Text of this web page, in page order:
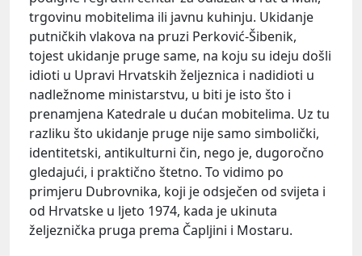
trgovinu mobitelima ili javnu kuhinju. Ukidanje
putničkih vlakova na pruzi Perković-Šibenik,
tojest ukidanje pruge same, na koju su ideju došli
idioti u Upravi Hrvatskih željeznica i nadidioti u
nadležnome ministarstvu, u biti je isto što i
prenamjena Katedrale u dućan mobitelima. Uz tu
razliku što ukidanje pruge nije samo simbolički,
identitetski, antikulturni čin, nego je, dugoročno
gledajući, i praktično štetno. To vidimo po
primjeru Dubrovnika, koji je odsječen od svijeta i
od Hrvatske u ljeto 1974, kada je ukinuta
željeznička pruga prema Čapljini i Mostaru.